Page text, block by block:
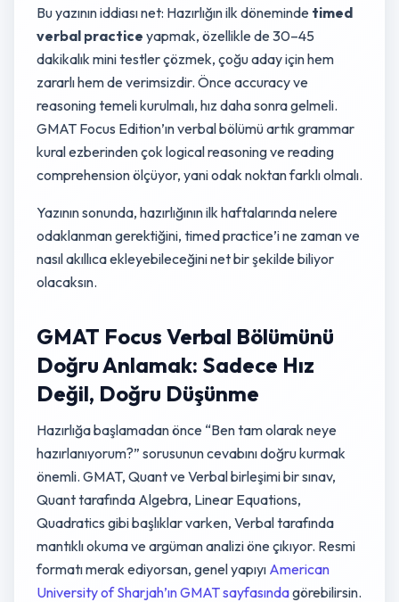
Bu yazının iddiası net: Hazırlığın ilk döneminde timed
verbal practice yapmak, özellikle de 30–45
dakikalık mini testler çözmek, çoğu aday için hem
zararlı hem de verimsizdir. Önce accuracy ve
reasoning temeli kurulmalı, hız daha sonra gelmeli.
GMAT Focus Edition’ın verbal bölümü artık grammar
kural ezberinden çok logical reasoning ve reading
comprehension ölçüyor, yani odak noktan farklı olmalı.
Yazının sonunda, hazırlığının ilk haftalarında nelere
odaklanman gerektiğini, timed practice’i ne zaman ve
nasıl akıllıca ekleyebileceğini net bir şekilde biliyor
olacaksın.
GMAT Focus Verbal Bölümünü
Doğru Anlamak: Sadece Hız
Değil, Doğru Düşünme
Hazırlığa başlamadan önce “Ben tam olarak neye
hazırlanıyorum?” sorusunun cevabını doğru kurmak
önemli. GMAT, Quant ve Verbal birleşimi bir sınav,
Quant tarafında Algebra, Linear Equations,
Quadratics gibi başlıklar varken, Verbal tarafında
mantıklı okuma ve argüman analizi öne çıkıyor. Resmi
formatı merak ediyorsan, genel yapıyı American
University of Sharjah’ın GMAT sayfasındagörebilirsin.